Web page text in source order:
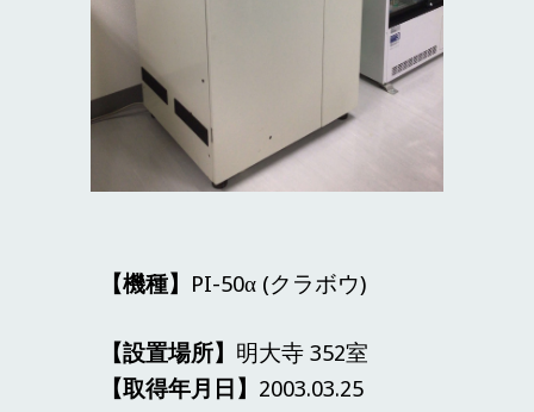
【機種】 PI-50α (クラボウ)
【設置場所】 明大寺 352室
【取得年月日】 2003.03.25